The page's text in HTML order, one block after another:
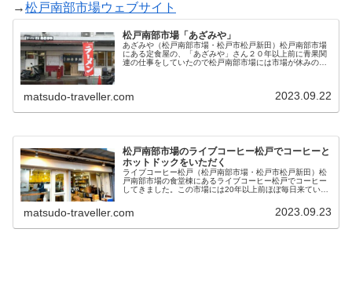
→松戸南部市場ウェブサイト
松戸南部市場「あざみや」
あざみや（松戸南部市場・松戸市松戸新田）松戸南部市場
にある定食屋の、「あざみや」さん２０年以上前に青果関
連の仕事をしていたので松戸南部市場には市場が休みの日
matsudo-traveller.com 2023.09.22
松戸南部市場のライブコーヒー松戸でコーヒーと
ホットドックをいただく
ライブコーヒー松戸（松戸南部市場・松戸市松戸新田）松
戸南部市場の食堂棟にあるライブコーヒー松戸でコーヒー
してきました。この市場には20年以上前ほぼ毎日来ていた
matsudo-traveller.com 2023.09.23